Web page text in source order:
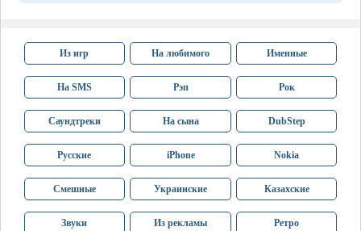
Из игр На любимого Именные
На SMS Рэп Рок
Саундтреки На сына DubStep
Русские iPhone Nokia
Смешные Украинские Казахские
Звуки Из рекламы Ретро